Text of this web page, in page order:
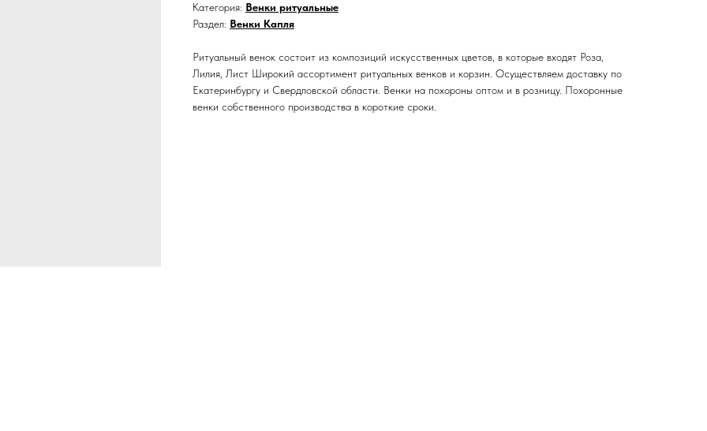
Категория: Венки ритуальные
Раздел: Венки Капля
Ритуальный венок состоит из композиций искусственных цветов, в которые входят Роза,
Лилия, Лист Широкий ассортимент ритуальных венков и корзин. Осуществляем доставку по
Екатеринбургу и Свердловской области. Венки на похороны оптом и в розницу. Похоронные
венки собственного производства в короткие сроки.